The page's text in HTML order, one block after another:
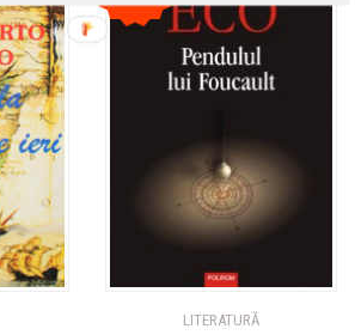
LITERATURĂ